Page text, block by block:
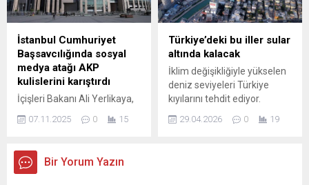
tüketim yerlerinde
yoğunlaştığını söyledi.
Denetimler kapsamında
kıyma makineleri, bıçaklar
ve diğer ekipmanların
temizlik ve dezenfeksiyon
durumu ile ürünlerin
muhafaza koşulları ayrıntılı
şekilde...
itibarıyla yürürlüğe girdi. İşte
en ucuz ve en pahalı sigara
markaları...
İstanbul Cumhuriyet
Başsavcılığında sosyal
medya atağı AKP
kulislerini karıştırdı
İçişleri Bakanı Ali Yerlikaya,
göreve geldiği ilk aylarda her
sabah sosyal medya
görüntüleri paylaşarak
kamuoyunun dikkatini
07.11.2025 0 15
Türkiye’deki bu iller sular
altında kalacak
İklim değişikliğiyle yükselen
deniz seviyeleri Türkiye
kıyılarını tehdit ediyor.
2050’ye kadar 30–50 cm,
2100’de ise 1 metreyi
29.04.2026 0 19
Bir Yorum Yazın